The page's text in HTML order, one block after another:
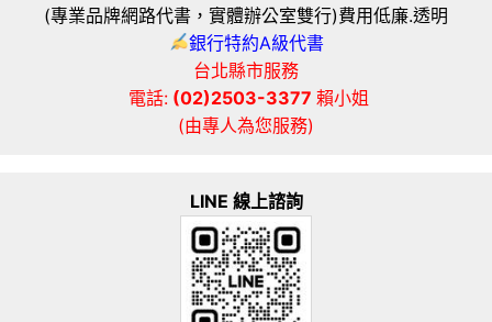
(專業品牌網路代書，實體辦公室雙行)費用低廉.透明
銀行特約A級代書
台北縣市服務
電話: (02)2503-3377 賴小姐
(由專人為您服務)
LINE 線上諮詢